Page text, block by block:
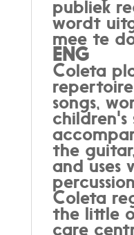
publiek
wordt
mee te
ENG
Coleta
songs,
children's
the
and uses
Coleta
the little
care